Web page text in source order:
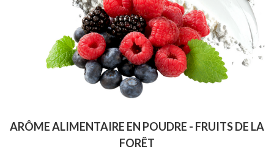
ARÔME ALIMENTAIRE EN POUDRE - FRUITS DE LA
FORÊT